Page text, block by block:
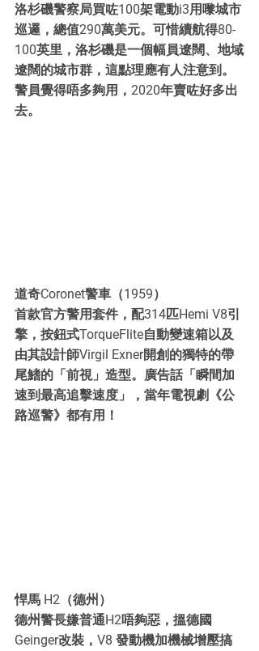
洛杉磯警察局買咗100架電動i3用嚟城市
巡邏，總值290萬美元。可惜續航得80-
100英里，洛杉磯是一個幅員遼闊、地域
遼闊的城市群，這點理應有人注意到。
警員覺得唔多夠用，2020年賣咗好多出
去。
道奇Coronet警車（1959）
首款官方警用套件，配314匹Hemi V8引
擎，按鈕式TorqueFlite自動變速箱以及
由其設計師Virgil Exner開創的獨特的帶
尾鰭的「前視」造型。廣告話「瞬間加
速到最高追擊速度」，當年電視劇《公
路巡警》都有用！
悍馬 H2（德州）
德州警長嫌普通H2唔夠惡，搵德國
Geinger改裝，V8 發動機加機械增壓搞